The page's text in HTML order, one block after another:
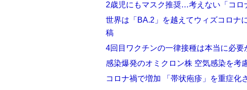
2歳児にもマスク推奨…考えない「コロ
世界は「BA.2」を越えてウィズコロナ
稿
4回目ワクチンの一律接種は本当に必
感染爆発のオミクロン株 空気感染を考
コロナ禍で増加 「帯状疱疹」を重症化